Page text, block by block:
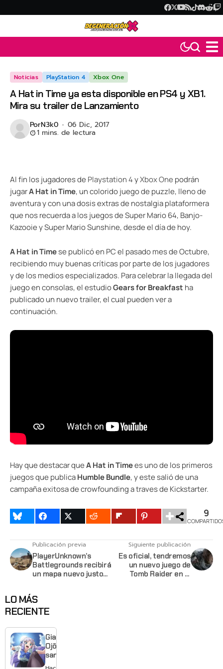
Noticias PlayStation 4 Xbox One
A Hat in Time ya esta disponible en PS4 y XB1.
Mira su trailer de Lanzamiento
PorN3k0 06 Dic, 2017
1 mins. de lectura
Al fin los jugadores de Playstation 4yXbox One podrán
jugarA Hat in Time, un colorido juego de puzzle, lleno de
aventura y con una dosis extras de nostalgia plataformera
que nos recuerda a los juegos de Super Mario 64, Banjo-
Kazooie y Super Mario Sunshine, desde el día de hoy.
A Hat in Timese publicó en PC el pasado mes de Octubre,
recibiendo muy buenas críticas por parte de los jugadores
y de los medios especializados. Para celebrar la llegada del
juego en consolas, el estudioGears for Breakfast ha
publicado un nuevo trailer, el cual pueden ver a
continuación.
Hay que destacar queA Hat in Timees uno de los primeros
juegos que publicaHumble Bundle, y este salió de una
campaña exitosa de crowfounding a traves de Kickstarter.
9
Publicación previa
PlayerUnknown’s
Battlegrounds recibirá
un mapa nuevo justo
Siguiente publicación
Es oficial, tendremos
un nuevo juego de
Tomb Raider en el
LO MÁS
RECIENTE
Giant
Ojō-
sama
revela